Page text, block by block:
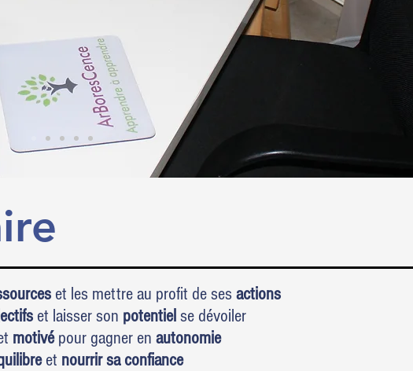
et les mettre au profit de sesactions
et laisser son potentiel se dévoiler
motivépour gagner en autonomie
et nourrir sa confiance